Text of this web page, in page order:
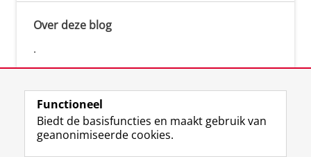
Over deze blog
.
Functioneel
Biedt de basisfuncties en maakt gebruik van
geanonimiseerde cookies.